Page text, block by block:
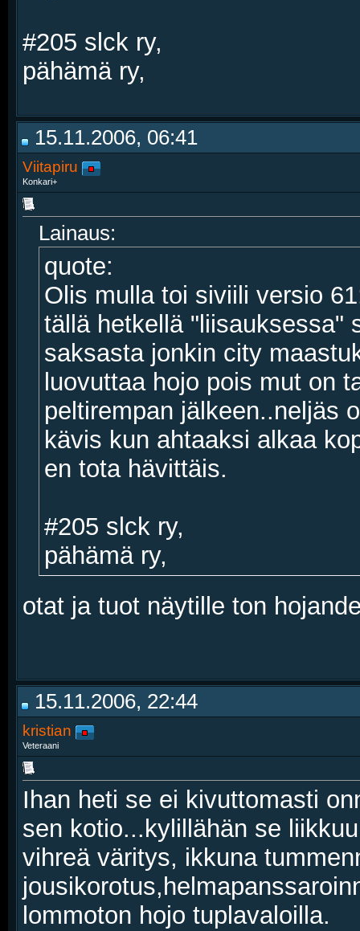
#205 slck ry,
pähämä ry,
15.11.2006, 06:41
Viitapiru
Konkari+
Lainaus:
quote:
Olis mulla toi siviili versio
tällä hetkellä "liisauksessa"
saksasta jonkin city
luovuttaa hojo pois mut on
peltirempan jälkeen..neljäs
kävis kun ahtaaksi alkaa
en tota hävittäis.
#205 slck ry,
pähämä ry,
otat ja tuot näytille ton
15.11.2006, 22:44
kristian
Veteraani
Ihan heti se ei kivuttomasti
sen kotio...kylillähän se
vihreä väritys, ikkuna
lommoton hojo tuplavaloilla.